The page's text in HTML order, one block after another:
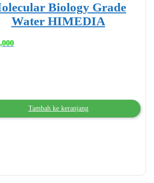
Biology Grade
Water HIMEDIA
Tambah ke keranjang